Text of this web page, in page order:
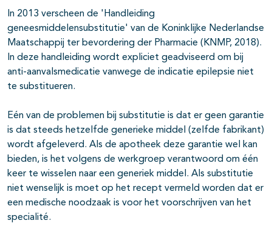
In 2013 verscheen de 'Handleiding
geneesmiddelensubstitutie' van de Koninklijke Nederlandse
Maatschappij ter bevordering der Pharmacie (KNMP, 2018).
In deze handleiding wordt expliciet geadviseerd om bij
anti-aanvalsmedicatie vanwege de indicatie epilepsie niet
te substitueren.
Eén van de problemen bij substitutie is dat er geen garantie
is dat steeds hetzelfde generieke middel (zelfde fabrikant)
wordt afgeleverd. Als de apotheek deze garantie wel kan
bieden, is het volgens de werkgroep verantwoord om één
keer te wisselen naar een generiek middel. Als substitutie
niet wenselijk is moet op het recept vermeld worden dat er
een medische noodzaak is voor het voorschrijven van het
specialité.